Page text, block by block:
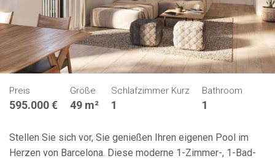
Preis
595.000 €
Größe
49 m²
Schlafzimmer Kurz
1
Bathroom
1
Stellen Sie sich vor, Sie genießen Ihren eigenen Pool im
Herzen von Barcelona. Diese moderne 1-Zimmer-, 1-Bad-